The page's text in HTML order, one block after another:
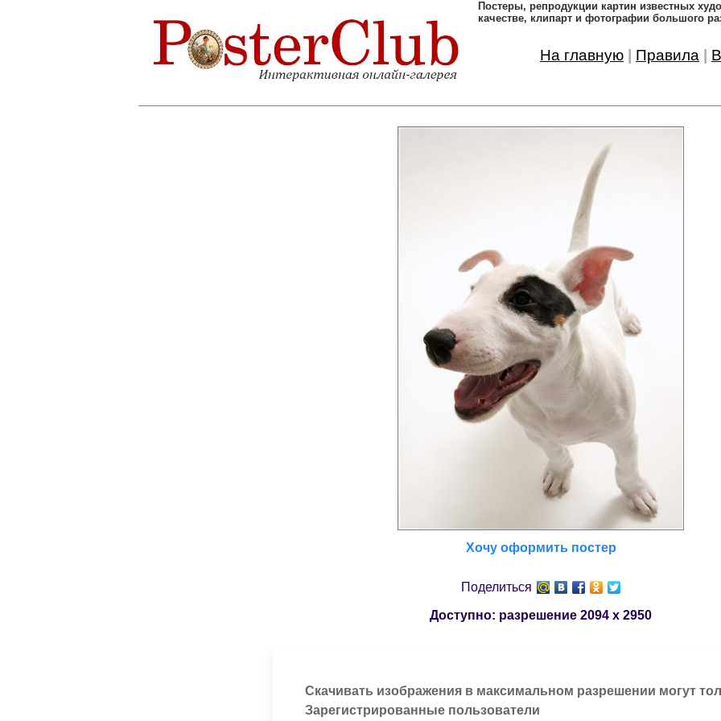
Постеры, pепродукции картин известных
качестве, клипарт и фотографии большого
На главную Правила
Хочу оформить постер
Поделиться
Доступно: разрешение 2094 x 2950
Скачивать изображения в максимальном разрешении могут
Зарегистрированные пользователи